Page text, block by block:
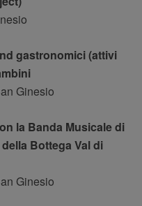
gastronomici (attivi
Ginesio
la Banda Musicale di
Bottega Val di
Ginesio